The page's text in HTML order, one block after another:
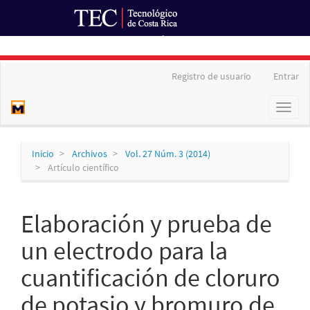
Registro de usuario Entrar
Toggle
Inicio Archivos
Vol. 27 Núm. 3 (2014)
Artículo científico
Elaboración y prueba de
un electrodo para la
cuantificación de cloruro